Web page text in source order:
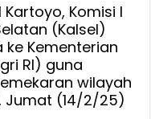
Kartoyo, Komisi I
(Kalsel)
ke Kementerian
RI) guna
wilayah
Jumat (14/2/25)